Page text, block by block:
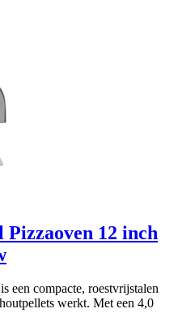
12 inch
compacte, roestvrijstalen
werkt. Met een 4,0